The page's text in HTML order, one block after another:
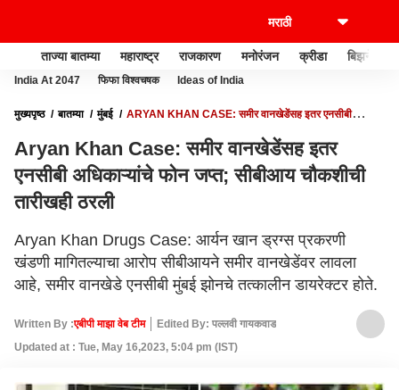
ताज्या बातम्या महाराष्ट्र राजकारण मनोरंजन क्रीडा बिझनेस
India At 2047 फिफा विश्वचषक Ideas of India
मुख्यपृष्ठ बातम्या मुंबई
ARYAN KHAN CASE: समीर वानखेडेंसह इतर एनसीबी
Aryan Khan Case: समीर वानखेडेंसह इतर
एनसीबी अधिकाऱ्यांचे फोन जप्त; सीबीआय चौकशीची
तारीखही ठरली
Aryan Khan Drugs Case: आर्यन खान ड्रग्स प्रकरणी
खंडणी मागितल्याचा आरोप सीबीआयने समीर वानखेडेंवर लावला
आहे, समीर वानखेडे एनसीबी मुंबई झोनचे तत्कालीन डायरेक्टर होते.
Written By :एबीपी माझा वेब टीम
Edited By: पल्लवी गायकवाड
Updated at : Tue, May 16,2023, 5:04 pm (IST)